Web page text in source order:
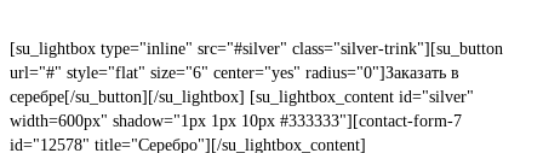
[su_lightbox type="inline" src="#silver" class="silver-trink"][su_button
url="#" style="flat" size="6" center="yes" radius="0"]Заказать в
серебре[/su_button][/su_lightbox] [su_lightbox_content id="silver"
width=600px" shadow="1px 1px 10px #333333"][contact-form-7
id="12578" title="Серебро"][/su_lightbox_content]